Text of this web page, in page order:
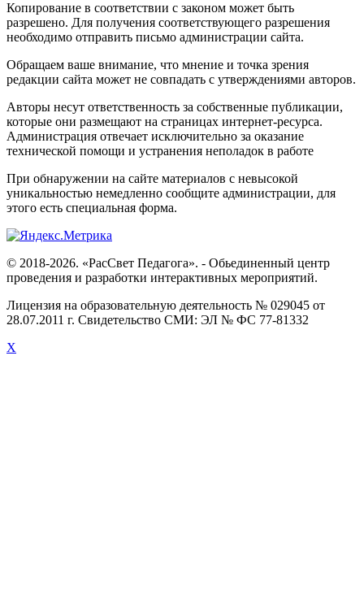
Копирование в соответствии с законом может быть
разрешено. Для получения соответствующего разрешения
необходимо отправить письмо администрации сайта.
Обращаем ваше внимание, что мнение и точка зрения
редакции сайта может не совпадать с утверждениями авторов.
Авторы несут ответственность за собственные публикации,
которые они размещают на страницах интернет-ресурса.
Администрация отвечает исключительно за оказание
технической помощи и устранения неполадок в работе
При обнаружении на сайте материалов с невысокой
уникальностью немедленно сообщите администрации, для
этого есть специальная форма.
© 2018-2026. «РасСвет Педагога». - Обьединенный центр
проведения и разработки интерактивных мероприятий.
Лицензия на образовательную деятельность № 029045 от
28.07.2011 г. Свидетельство СМИ: ЭЛ № ФС 77-81332
X